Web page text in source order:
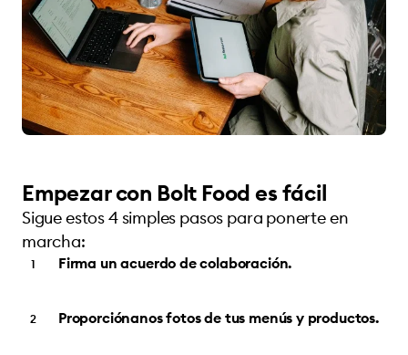
Empezar con Bolt Food es fácil
Sigue estos 4 simples pasos para ponerte en
marcha:
Firma un acuerdo de colaboración.
Proporciónanos fotos de tus menús y productos.